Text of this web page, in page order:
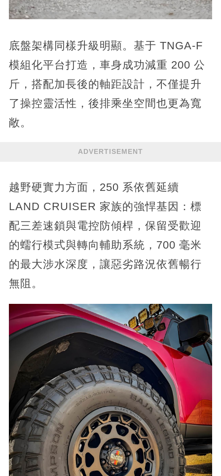
底盤架構同樣升級明顯。基于 TNGA-F
模組化平台打造，車身成功減重 200 公
斤，搭配加長後的軸距設計，不僅提升
了操控靈活性，後排乘坐空間也更為寬
敞。
ADVERTISEMENT
越野硬實力方面，250 系依舊延續
LAND CRUISER 家族的強悍基因：標
配三差速鎖與電控防傾桿，保留受歡迎
的蠕行模式與轉向輔助系統，700 毫米
的最大涉水深度，讓惡劣路況依舊暢行
無阻。